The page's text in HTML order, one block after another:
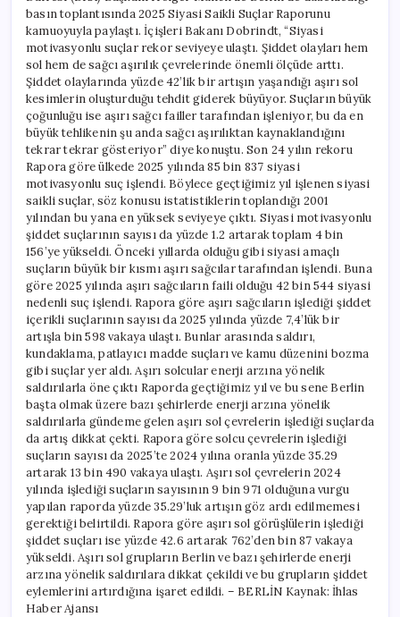
basın toplantısında 2025 Siyasi Saikli Suçlar Raporunu
kamuoyuyla paylaştı. İçişleri Bakanı Dobrindt, “Siyasi
motivasyonlu suçlar rekor seviyeye ulaştı. Şiddet olayları hem
sol hem de sağcı aşırılık çevrelerinde önemli ölçüde arttı.
Şiddet olaylarında yüzde 42’lik bir artışın yaşandığı aşırı sol
kesimlerin oluşturduğu tehdit giderek büyüyor. Suçların büyük
çoğunluğu ise aşırı sağcı failler tarafından işleniyor, bu da en
büyük tehlikenin şu anda sağcı aşırılıktan kaynaklandığını
tekrar tekrar gösteriyor” diye konuştu. Son 24 yılın rekoru
Rapora göre ülkede 2025 yılında 85 bin 837 siyasi
motivasyonlu suç işlendi. Böylece geçtiğimiz yıl işlenen siyasi
saikli suçlar, söz konusu istatistiklerin toplandığı 2001
yılından bu yana en yüksek seviyeye çıktı. Siyasi motivasyonlu
şiddet suçlarının sayısı da yüzde 1.2 artarak toplam 4 bin
156’ye yükseldi. Önceki yıllarda olduğu gibi siyasi amaçlı
suçların büyük bir kısmı aşırı sağcılar tarafından işlendi. Buna
göre 2025 yılında aşırı sağcıların faili olduğu 42 bin 544 siyasi
nedenli suç işlendi. Rapora göre aşırı sağcıların işlediği şiddet
içerikli suçlarının sayısı da 2025 yılında yüzde 7,4’lük bir
artışla bin 598 vakaya ulaştı. Bunlar arasında saldırı,
kundaklama, patlayıcı madde suçları ve kamu düzenini bozma
gibi suçlar yer aldı. Aşırı solcular enerji arzına yönelik
saldırılarla öne çıktı Raporda geçtiğimiz yıl ve bu sene Berlin
başta olmak üzere bazı şehirlerde enerji arzına yönelik
saldırılarla gündeme gelen aşırı sol çevrelerin işlediği suçlarda
da artış dikkat çekti. Rapora göre solcu çevrelerin işlediği
suçların sayısı da 2025’te 2024 yılına oranla yüzde 35.29
artarak 13 bin 490 vakaya ulaştı. Aşırı sol çevrelerin 2024
yılında işlediği suçların sayısının 9 bin 971 olduğuna vurgu
yapılan raporda yüzde 35.29’luk artışın göz ardı edilmemesi
gerektiği belirtildi. Rapora göre aşırı sol görüşlülerin işlediği
şiddet suçları ise yüzde 42.6 artarak 762’den bin 87 vakaya
yükseldi. Aşırı sol grupların Berlin ve bazı şehirlerde enerji
arzına yönelik saldırılara dikkat çekildi ve bu grupların şiddet
eylemlerini artırdığına işaret edildi. – BERLİN Kaynak: İhlas
Haber Ajansı